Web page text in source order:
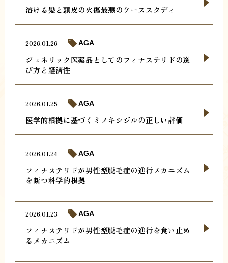
溶ける髪と頭皮の火傷最悪のケーススタディ
ジェネリック医薬品としてのフィナステリドの選
び方と経済性
2026.01.26 AGA
医学的根拠に基づくミノキシジルの正しい評価
2026.01.25 AGA
フィナステリドが男性型脱毛症の進行メカニズム
を断つ科学的根拠
2026.01.24 AGA
フィナステリドが男性型脱毛症の進行を食い止め
るメカニズム
2026.01.23 AGA